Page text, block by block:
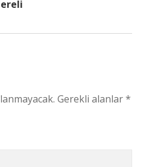
Gerekli alanlar*